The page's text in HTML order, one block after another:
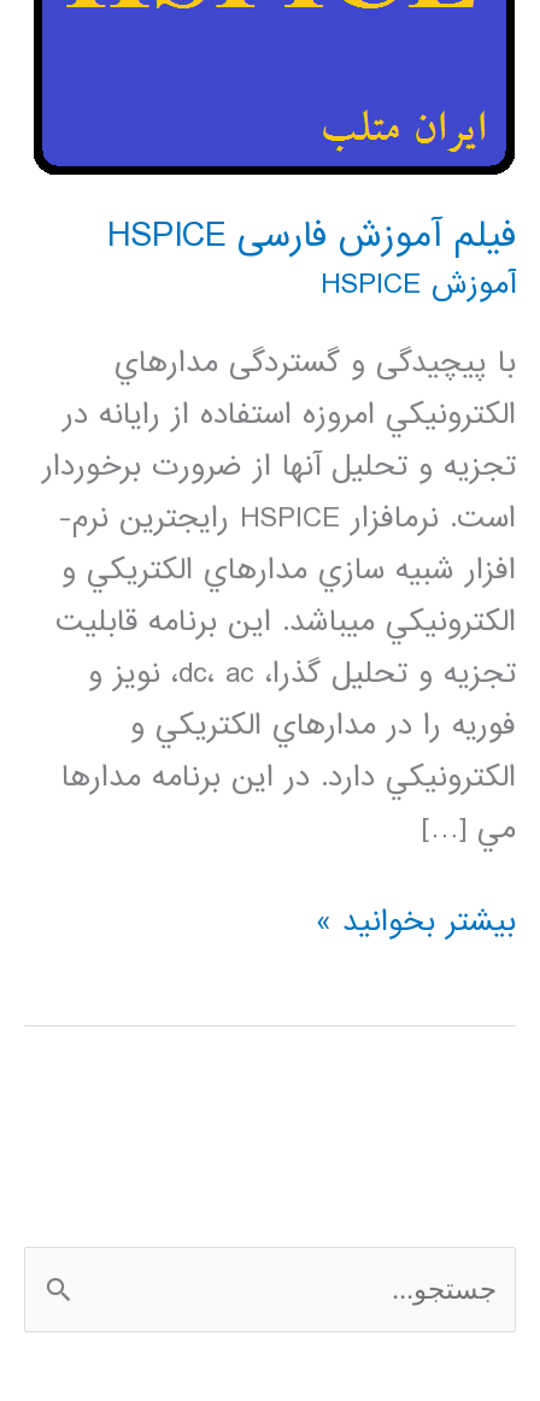
فیلم آموزش فارسی HSPICE
آموزش HSPICE
با پیچیدگی و گستردگی مدارهاي
الكترونيكي امروزه استفاده از رایانه در
تجزيه و تحليل آن­ها از ضرورت برخوردار
است. نرم­افزار HSPICE رایج­ترین نرم­
افزار شبيه سازي مدارهاي الكتريكي و
الكترونيكي مي­باشد. اين برنامه قابليت
تجزيه و تحليل­ گذرا، dc، ac، نویز و
فوریه را در مدارهاي الكتريكي و
الكترونيكي دارد. در این برنامه مدارها
مي […]
فیلم
فارسی
بیشتر بخوانید »
س